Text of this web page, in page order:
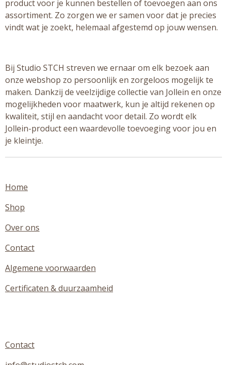
product voor je kunnen bestellen of toevoegen aan ons
assortiment. Zo zorgen we er samen voor dat je precies
vindt wat je zoekt, helemaal afgestemd op jouw wensen.
Bij Studio STCH streven we ernaar om elk bezoek aan
onze webshop zo persoonlijk en zorgeloos mogelijk te
maken. Dankzij de veelzijdige collectie van Jollein en onze
mogelijkheden voor maatwerk, kun je altijd rekenen op
kwaliteit, stijl en aandacht voor detail. Zo wordt elk
Jollein-product een waardevolle toevoeging voor jou en
je kleintje.
Home
Shop
Over ons
Contact
Algemene voorwaarden
Certificaten & duurzaamheid
Contact